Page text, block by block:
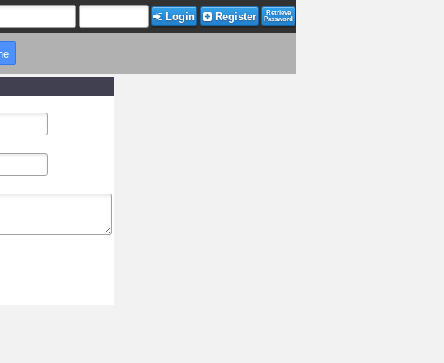
Login Register
Retrieve
Password